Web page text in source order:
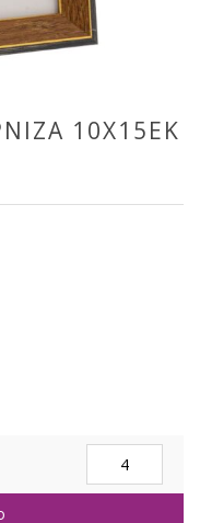
10Χ15ΕΚ
ΠΛΑΣΤΙΚΗ
ΚΟΡΝΙΖΑ